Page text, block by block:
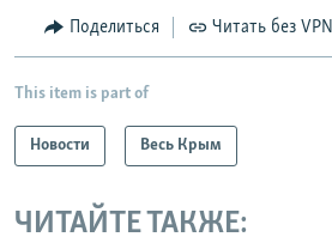
Поделиться Читать без VPN
This item is part of
Новости Весь Крым
ЧИТАЙТЕ ТАКЖЕ: